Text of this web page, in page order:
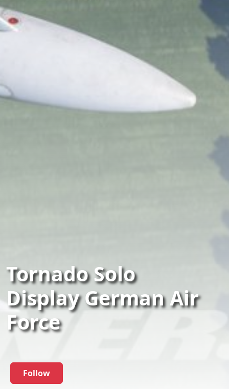
Tornado Solo
Display German Air
Force
Follow